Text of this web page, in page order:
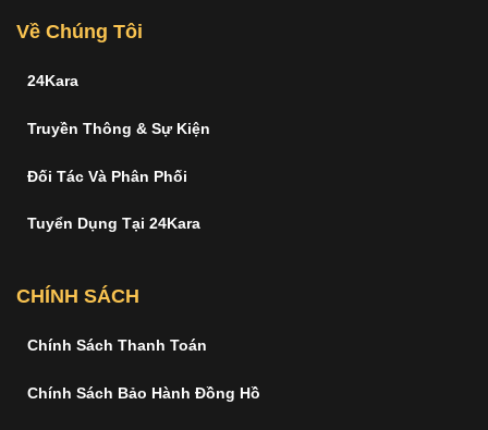
Về Chúng Tôi
24Kara
Truyền Thông & Sự Kiện
Đối Tác Và Phân Phối
Tuyển Dụng Tại 24Kara
CHÍNH SÁCH
Chính Sách Thanh Toán
Chính Sách Bảo Hành Đồng Hồ